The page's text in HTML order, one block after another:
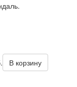
В корзину